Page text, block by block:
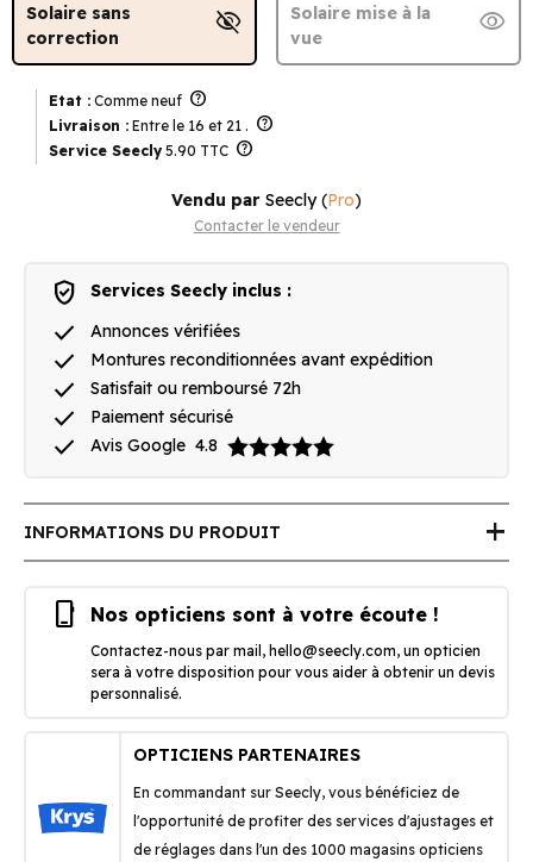
Solaire sans
correction
visibility_off
Solaire mise à la
vue
visibility
Etat : Comme neuf help
Livraison : Entre le 16 et 21 . help
Service Seecly 5.90 TTC help
Vendu par Seecly(Pro)
Contacter le vendeur
verified_user Services Seecly inclus :
done Annonces vérifiées
done Montures reconditionnées avant expédition
done Satisfait ou remboursé 72h
done Paiement sécurisé
done Avis Google 4.8
INFORMATIONS DU PRODUIT add
phone_iphone Nos opticiens sont à votre écoute !
Contactez-nous par mail, hello@seecly.com, un opticien
sera à votre disposition pour vous aider à obtenir un devis
personnalisé.
OPTICIENS PARTENAIRES
En commandant sur Seecly, vous bénéficiez de
l'opportunité de profiter des services d'ajustages et
de réglages dans l'un des 1000 magasins opticiens